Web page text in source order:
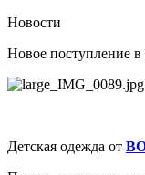
Новости
Новое поступление в
Детская одежда от